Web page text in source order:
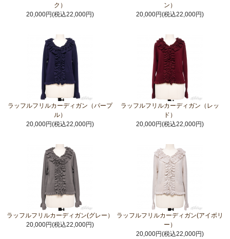
ク）
20,000円(税込22,000円)
ン）
20,000円(税込22,000円)
ラッフルフリルカーディガン（パープ
ル）
20,000円(税込22,000円)
ラッフルフリルカーディガン（レッ
ド）
20,000円(税込22,000円)
ラッフルフリルカーディガン(グレー）
20,000円(税込22,000円)
ラッフルフリルカーディガン(アイボリ
ー）
20,000円(税込22,000円)